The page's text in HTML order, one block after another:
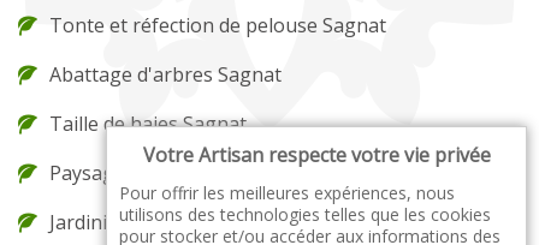
Tonte et réfection de pelouse Sagnat
Abattage d'arbres Sagnat
Taille de haies Sagnat
Paysagiste Sagnat
Jardinier Sagnat
Votre Artisan respecte votre vie privée
Pour offrir les meilleures expériences, nous
utilisons des technologies telles que les cookies
pour stocker et/ou accéder aux informations des